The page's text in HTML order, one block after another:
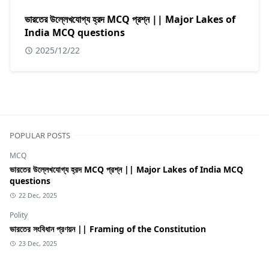
ভারতের উল্লেখযোগ্য হ্রদ MCQ প্রশ্ন || Major Lakes of
India MCQ questions
2025/12/22
POPULAR POSTS
MCQ
ভারতের উল্লেখযোগ্য হ্রদ MCQ প্রশ্ন || Major Lakes of India MCQ
questions
22 Dec, 2025
Polity
ভারতের সংবিধান প্রণয়ন || Framing of the Constitution
23 Dec, 2025